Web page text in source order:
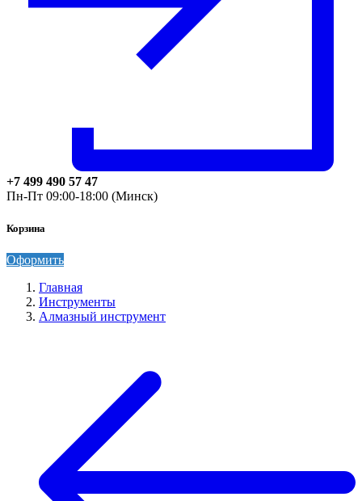
+7 499 490 57 47
Пн-Пт 09:00-18:00 (Минск)
Корзина
Оформить
Главная
Инструменты
Алмазный инструмент